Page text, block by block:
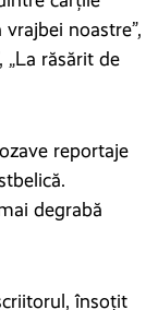
noastre”,
„La răsărit de
reportaje
degrabă
însoțit